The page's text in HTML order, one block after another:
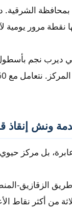
نقطة مرور يومية
ديرب نجم
ونش إنقاذ
بل مركز
طريق الزقازيق-
من أكثر نقاط